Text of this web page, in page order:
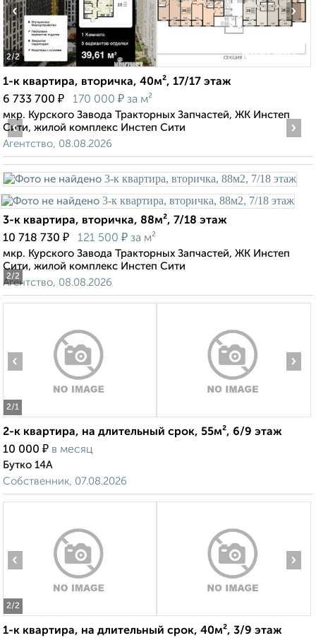
2/2
‹ ›
1-к квартира, вторичка, 40м², 17/17 этаж
6 733 700 ₽ 170 000 ₽ за м²
мкр. Курского Завода Тракторных Запчастей, ЖК Инстеп
Сити, жилой комплекс Инстеп Сити
Агентство, 08.08.2026
2/2
‹ ›
3-к квартира, вторичка, 88м², 7/18 этаж
10 718 730 ₽ 121 500 ₽ за м²
мкр. Курского Завода Тракторных Запчастей, ЖК Инстеп
Сити, жилой комплекс Инстеп Сити
Агентство, 08.08.2026
2/1
‹ ›
2-к квартира, на длительный срок, 55м², 6/9 этаж
10 000 ₽ в месяц
Бутко 14А
Собственник, 07.08.2026
2/2
‹ ›
1-к квартира, на длительный срок, 40м², 3/9 этаж